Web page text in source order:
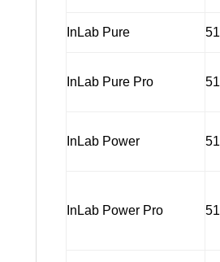
InLab Pure
InLab Pure Pro
InLab Power
InLab Power Pro